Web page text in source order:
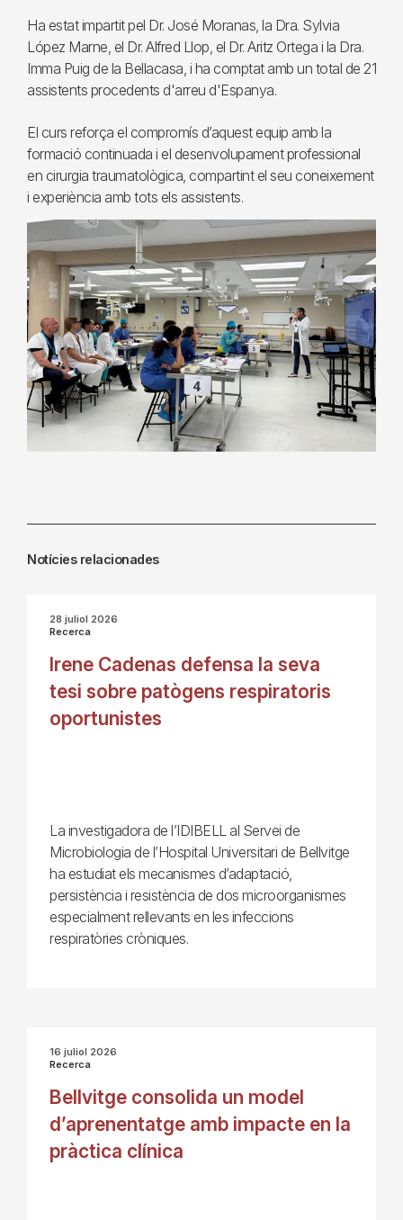
Ha estat impartit pel Dr. José Moranas, la Dra. Sylvia
López Marne, el Dr. Alfred Llop, el Dr. Aritz Ortega i la Dra.
Imma Puig de la Bellacasa, i ha comptat amb un total de 21
assistents procedents d'arreu d'Espanya.
El curs reforça el compromís d’aquest equip amb la
formació continuada i el desenvolupament professional
en cirurgia traumatològica, compartint el seu coneixement
i experiència amb tots els assistents.
Notícies relacionades
28 juliol 2026
Recerca
Irene Cadenas defensa la seva
tesi sobre patògens respiratoris
oportunistes
La investigadora de l’IDIBELL al Servei de
Microbiologia de l’Hospital Universitari de Bellvitge
ha estudiat els mecanismes d’adaptació,
persistència i resistència de dos microorganismes
especialment rellevants en les infeccions
respiratòries cròniques.
16 juliol 2026
Recerca
Bellvitge consolida un model
d’aprenentatge amb impacte en la
pràctica clínica